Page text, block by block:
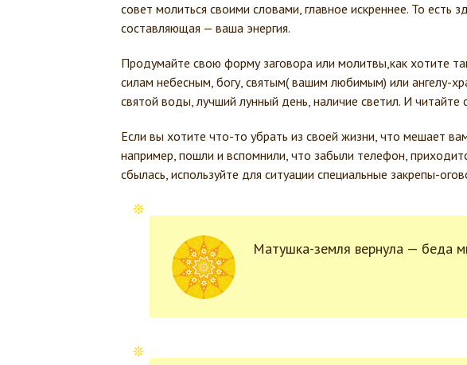
совет молиться своими словами, главное искреннее. То есть
составляющая — ваша энергия.
Продумайте свою форму заговора или молитвы,как хотите
силам небесным, богу, святым( вашим любимым) или ангелу-
святой воды, лучший лунный день, наличие светил. И читайте
Если вы хотите что-то убрать из своей жизни, что мешает
например, пошли и вспомнили, что забыли телефон,
сбылась, используйте для ситуации специальные закрепы-
Матушка-земля вернула — беда